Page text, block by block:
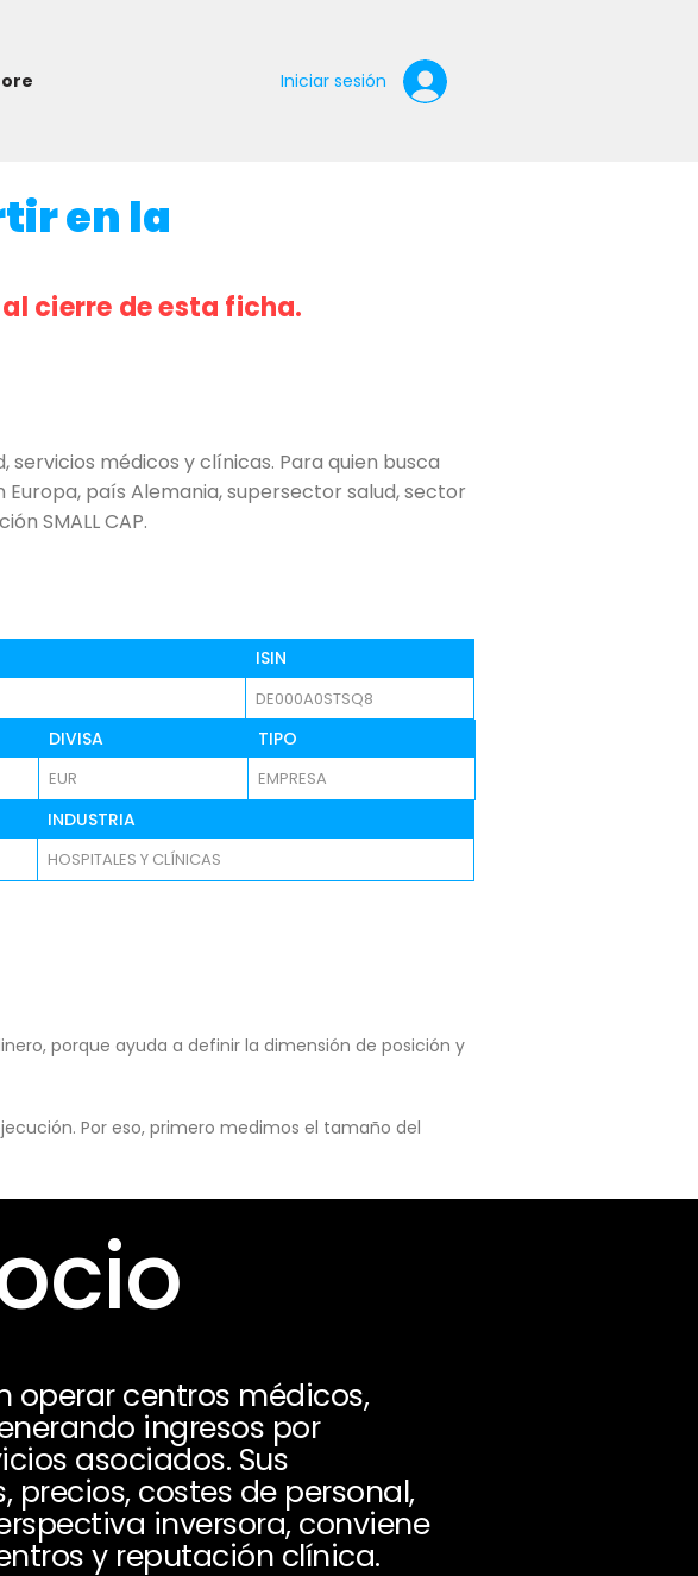
Iniciar sesión
en la
cierre de esta ficha.
servicios médicos y clínicas. Para quien busca
Europa, país Alemania, supersector salud, sector
SMALL CAP.
ISIN
DE000A0STSQ8
DIVISA TIPO
EUR EMPRESA
INDUSTRIA
HOSPITALES Y CLÍNICAS
porque ayuda a definir la dimensión de posición y
Por eso, primero medimos el tamaño del
operar centros médicos,
ingresos por
asociados. Sus
costes de personal,
inversora, conviene
y reputación clínica.